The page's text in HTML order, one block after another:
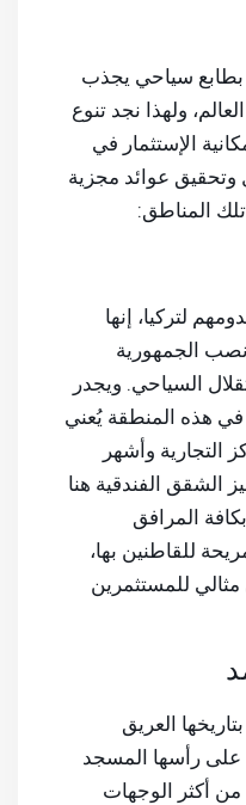
بطابع سياحي يجذب
ولهذا نجد تنوع
الإستثمار في
وتحقيق عوائد مجزية
المناطق:
لتركيا، إنها
الجمهورية
السياحي. ويجدر
في هذه المنطقة يُعني
التجارية وأشهر
الشقق الفندقية هنا
المرافق
للقاطنين بها،
مثالي للمستثمرين
العريق
على رأسها المسجد
من أكثر الوجهات